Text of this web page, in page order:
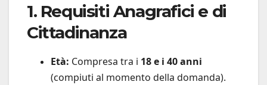
1. Requisiti Anagrafici e di
Cittadinanza
Età: Compresa tra i 18 e i 40 anni
(compiuti al momento della domanda).